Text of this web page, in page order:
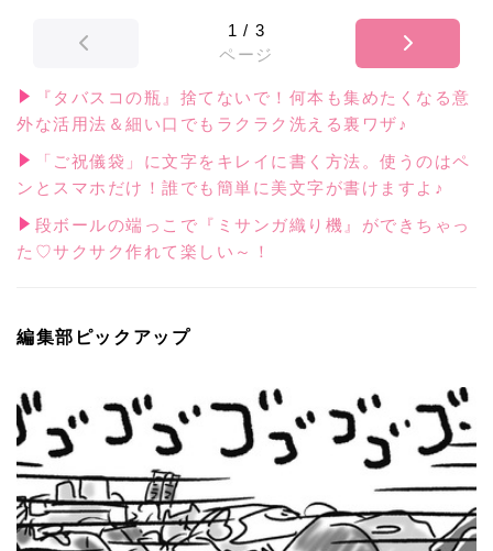
1 / 3
ページ
『タバスコの瓶』捨てないで！何本も集めたくなる意
外な活用法＆細い口でもラクラク洗える裏ワザ♪
「ご祝儀袋」に文字をキレイに書く方法。使うのはペ
ンとスマホだけ！誰でも簡単に美文字が書けますよ♪
段ボールの端っこで『ミサンガ織り機』ができちゃっ
た♡サクサク作れて楽しい～！
編集部ピックアップ